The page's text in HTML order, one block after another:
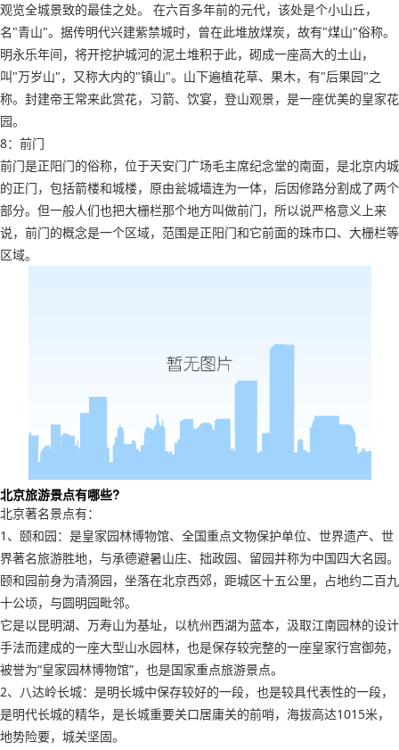
观览全城景致的最佳之处。 在六百多年前的元代，该处是个小山丘，
名"青山"。据传明代兴建紫禁城时，曾在此堆放煤炭，故有"煤山"俗称。
明永乐年间，将开挖护城河的泥土堆积于此，砌成一座高大的土山，
叫"万岁山"，又称大内的"镇山"。山下遍植花草、果木，有"后果园"之
称。封建帝王常来此赏花，习箭、饮宴，登山观景，是一座优美的皇家花
园。
8：前门
前门是正阳门的俗称，位于天安门广场毛主席纪念堂的南面，是北京内城
的正门，包括箭楼和城楼，原由瓮城墙连为一体，后因修路分割成了两个
部分。但一般人们也把大栅栏那个地方叫做前门，所以说严格意义上来
说，前门的概念是一个区域，范围是正阳门和它前面的珠市口、大栅栏等
区域。
北京旅游景点有哪些?
北京著名景点有：
1、颐和园：是皇家园林博物馆、全国重点文物保护单位、世界遗产、世
界著名旅游胜地，与承德避暑山庄、拙政园、留园并称为中国四大名园。
颐和园前身为清漪园，坐落在北京西郊，距城区十五公里，占地约二百九
十公顷，与圆明园毗邻。
它是以昆明湖、万寿山为基址，以杭州西湖为蓝本，汲取江南园林的设计
手法而建成的一座大型山水园林，也是保存较完整的一座皇家行宫御苑，
被誉为“皇家园林博物馆”，也是国家重点旅游景点。
2、八达岭长城：是明长城中保存较好的一段，也是较具代表性的一段，
是明代长城的精华，是长城重要关口居庸关的前哨，海拔高达1015米，
地势险要，城关坚固。